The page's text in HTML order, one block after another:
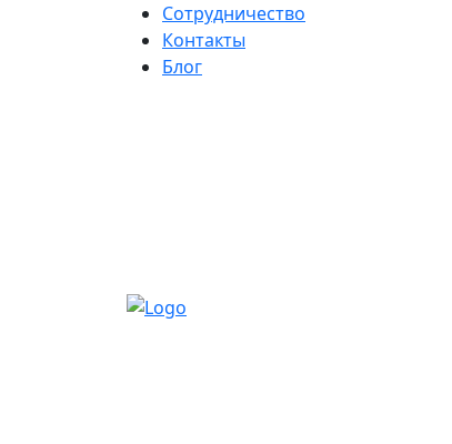
Сотрудничество
Контакты
Блог